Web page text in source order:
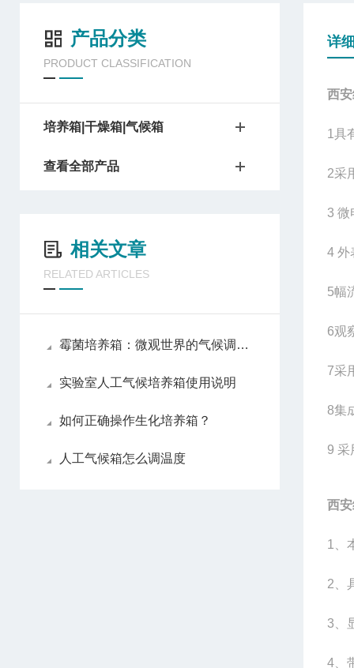
产品分类
PRODUCT CLASSIFICATION
培养箱|干燥箱|气候箱
查看全部产品
相关文章
RELATED ARTICLES
霉菌培养箱：微观世界的气候调节师
实验室人工气候培养箱使用说明
如何正确操作生化培养箱？
人工气候箱怎么调温度
详
西
1 具
2采
3 微
4 外
5幅
6观
7采
8集
9 采
西
1
2
3
4